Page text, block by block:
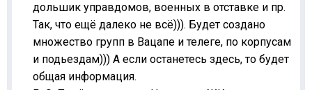
дольшик управдомов, военных в отставке и пр.
Так, что ещё далеко не всё))). Будет создано
множество групп в Вацапе и телеге, по корпусам
и подьездам))) А если останетесь здесь, то будет
общая информация.